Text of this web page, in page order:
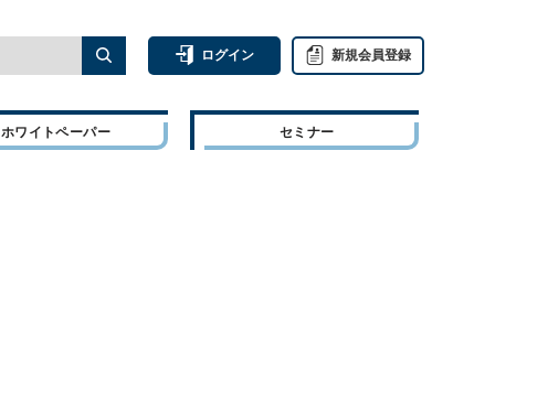
ログイン 新規会員登録
ホワイトペーパー セミナー